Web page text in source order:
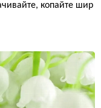
копайте шир